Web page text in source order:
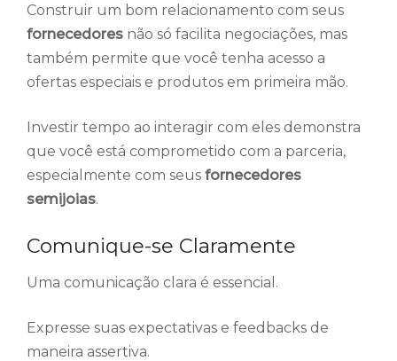
Construir um bom relacionamento com seus
fornecedores não só facilita negociações, mas
também permite que você tenha acesso a
ofertas especiais e produtos em primeira mão.
Investir tempo ao interagir com eles demonstra
que você está comprometido com a parceria,
especialmente com seus fornecedores
semijoias.
Comunique-se Claramente
Uma comunicação clara é essencial.
Expresse suas expectativas e feedbacks de
maneira assertiva.